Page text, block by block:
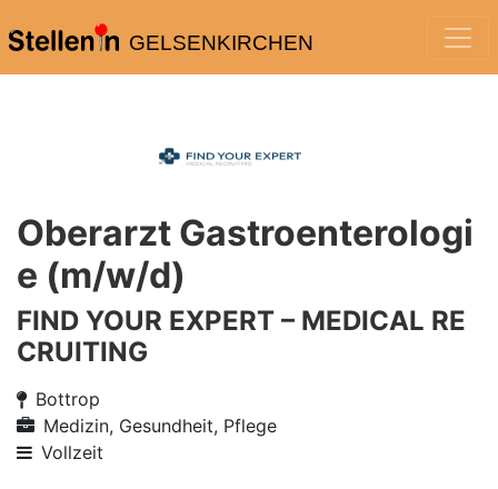
GELSENKIRCHEN
Oberarzt Gastroenterologi
e (m/w/d)
FIND YOUR EXPERT – MEDICAL RE
CRUITING
Bottrop
Medizin, Gesundheit, Pflege
Vollzeit